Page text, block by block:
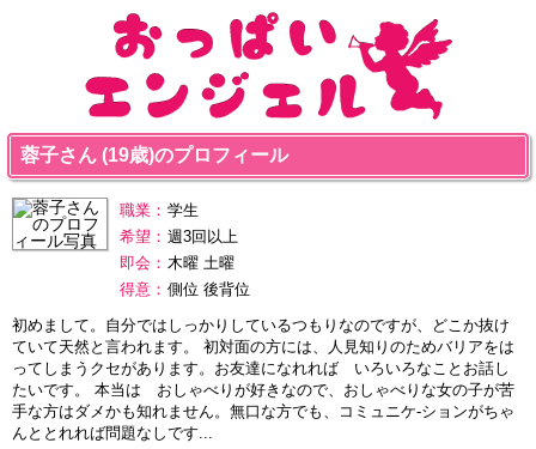
蓉子さん (19歳)のプロフィール
職業： 学生
希望： 週3回以上
即会： 木曜 土曜
得意： 側位 後背位
初めまして。自分ではしっかりしているつもりなのですが、どこか抜け
ていて天然と言われます。 初対面の方には、人見知りのためバリアをは
ってしまうクセがあります。お友達になれれば いろいろなことお話し
たいです。 本当は おしゃべりが好きなので、おしゃべりな女の子が苦
手な方はダメかも知れません。無口な方でも、コミュニケ-ションがちゃ
んととれれば問題なしです...